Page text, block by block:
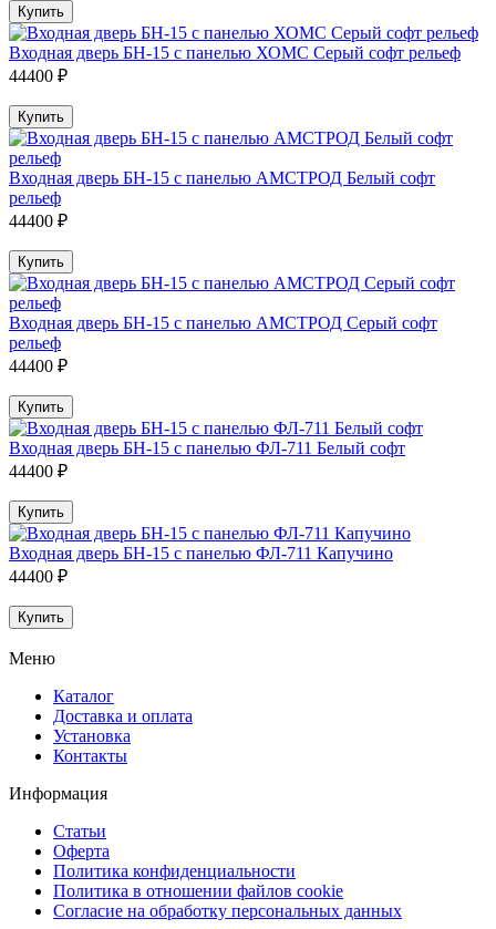
Купить
Входная дверь БН-15 с панелью ХОМС Серый софт рельеф
44400 ₽
Купить
Входная дверь БН-15 с панелью АМСТРОД Белый софт
рельеф
44400 ₽
Купить
Входная дверь БН-15 с панелью АМСТРОД Серый софт
рельеф
44400 ₽
Купить
Входная дверь БН-15 с панелью ФЛ-711 Белый софт
44400 ₽
Купить
Входная дверь БН-15 с панелью ФЛ-711 Капучино
44400 ₽
Купить
Меню
Каталог
Доставка и оплата
Установка
Контакты
Информация
Статьи
Оферта
Политика конфиденциальности
Политика в отношении файлов cookie
Согласие на обработку персональных данных